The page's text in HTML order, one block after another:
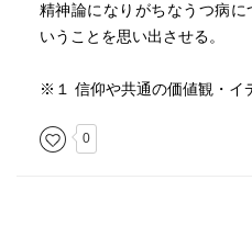
精神論になりがちなうつ病
いうことを思い出させる。
※１ 信仰や共通の価値観・イ
0